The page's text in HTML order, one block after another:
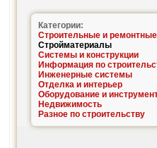
Категории:
Строительные и
Стройматериалы
Системы и конструкции
Информация по
Инженерные системы
Отделка и интерьер
Оборудование и
Недвижимость
Разное по строительству